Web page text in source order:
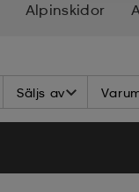
Alpinskidor
Säljs av